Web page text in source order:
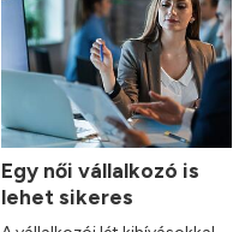
Egy női vállalkozó is
lehet sikeres